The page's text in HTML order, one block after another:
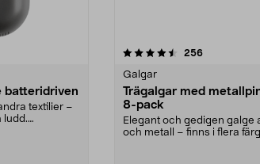
batteridriven
textilier –
ludd.
256recensioner
Galgar
Trägalgar med
8-pack
Elegant och gedigen galge
och metall – finns i flera
4.0av 5 stjärnor